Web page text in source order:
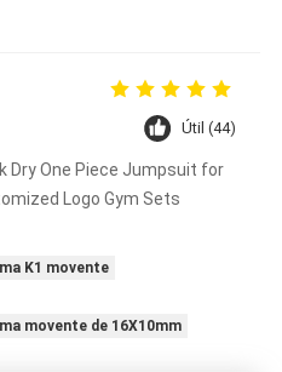
Útil (44)
Dry One Piece Jumpsuit for
Logo Gym Sets
K1 movente
movente de 16X10mm